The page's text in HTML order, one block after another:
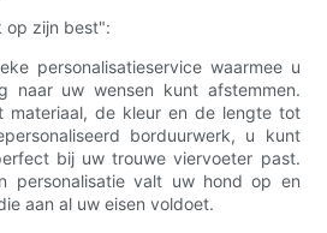
op zijn best":
personalisatieservice waarmee u
naar uw wensen kunt afstemmen.
materiaal, de kleur en de lengte tot
borduurwerk, u kunt
bij uw trouwe viervoeter past.
personalisatie valt uw hond op en
aan al uw eisen voldoet.